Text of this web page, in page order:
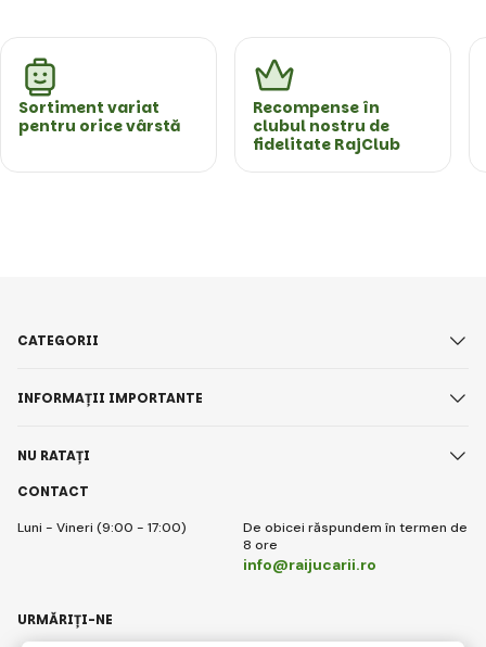
Sortiment variat
pentru orice vârstă
Recompense în
clubul nostru de
fidelitate RajClub
CONTACT
Luni - Vineri (9:00 - 17:00)
De obicei răspundem în termen de
8 ore
info@raijucarii.ro
CATEGORII
INFORMAȚII IMPORTANTE
NU RATAȚI
URMĂRIȚI-NE